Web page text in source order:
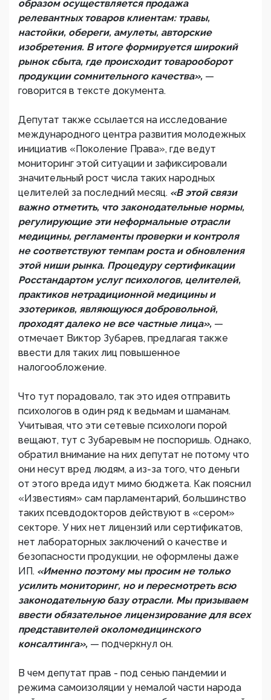
образом осуществляется продажа
релевантных товаров клиентам: травы,
настойки, обереги, амулеты, авторские
изобретения. В итоге формируется широкий
рынок сбыта, где происходит товарооборот
продукции сомнительного качества», —
говорится в тексте документа.
Депутат также ссылается на исследование
международного центра развития молодежных
инициатив «Поколение Права», где ведут
мониторинг этой ситуации и зафиксировали
значительный рост числа таких народных
целителей за последний месяц. «В этой связи
важно отметить, что законодательные нормы,
регулирующие эти неформальные отрасли
медицины, регламенты проверки и контроля
не соответствуют темпам роста и обновления
этой ниши рынка. Процедуру сертификации
Росстандартом услуг психологов, целителей,
практиков нетрадиционной медицины и
эзотериков, являющуюся добровольной,
проходят далеко не все частные лица», —
отмечает Виктор Зубарев, предлагая также
ввести для таких лиц повышенное
налогообложение.
Что тут порадовало, так это идея отправить
психологов в один ряд к ведьмам и шаманам.
Учитывая, что эти сетевые психологи порой
вещают, тут с Зубаревым не поспоришь. Однако,
обратил внимание на них депутат не потому что
они несут вред людям, а из-за того, что деньги
от этого вреда идут мимо бюджета. Как пояснил
«Известиям» сам парламентарий, большинство
таких псевдодокторов действуют в «сером»
секторе. У них нет лицензий или сертификатов,
нет лабораторных заключений о качестве и
безопасности продукции, не оформлены даже
ИП. «Именно поэтому мы просим не только
усилить мониторинг, но и пересмотреть всю
законодательную базу отрасли. Мы призываем
ввести обязательное лицензирование для всех
представителей околомедицинского
консалтинга», — подчеркнул он.
В чем депутат прав - под сенью пандемии и
режима самоизоляции у немалой части народа